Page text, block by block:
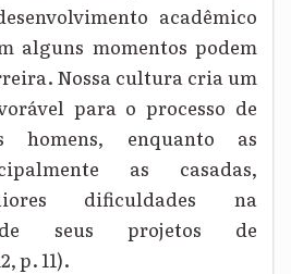
acadêmico
alguns momentos podem
Nossa cultura cria um
para o processo de
homens, enquanto as
as casadas,
dificuldades na
de seus projetos de
p. 11).